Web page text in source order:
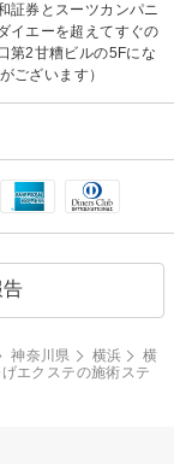
証券とスーツカンパニ
イエーを超えてすぐの
第2甘糟ビルの5Fにな
ございます）
神奈川県 横浜
横
げエクステの施術ステ